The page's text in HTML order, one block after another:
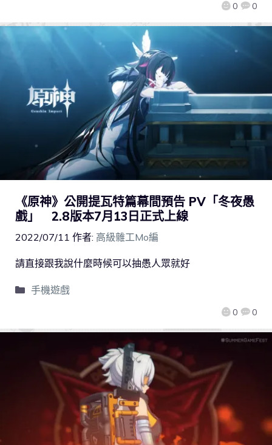
0 0
《原神》公開提瓦特篇幕間預告 PV「冬夜愚
戲」 2.8版本7月13日正式上線
2022/07/11 作者: 高級雜工Mo編
0 0
請直接跟我說什麼時候可以抽愚人眾就好
手機遊戲